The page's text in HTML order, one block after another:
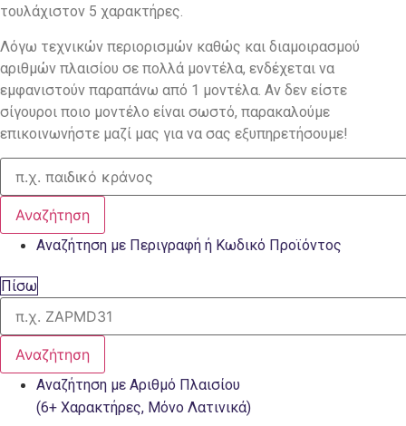
τουλάχιστον 5 χαρακτήρες.
Λόγω τεχνικών περιορισμών καθώς και διαμοιρασμού
αριθμών πλαισίου σε πολλά μοντέλα, ενδέχεται να
εμφανιστούν παραπάνω από 1 μοντέλα. Αν δεν είστε
σίγουροι ποιο μοντέλο είναι σωστό, παρακαλούμε
επικοινωνήστε μαζί μας για να σας εξυπηρετήσουμε!
Αναζήτηση
Αναζήτηση με Περιγραφή ή Κωδικό Προϊόντος
Πίσω
Αναζήτηση
Αναζήτηση με Αριθμό Πλαισίου
(6+ Χαρακτήρες, Μόνο Λατινικά)